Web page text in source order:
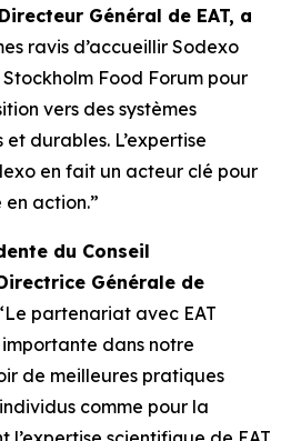
Directeur Général de EAT, a
ravis d’accueillir Sodexo
Food Forum pour
vers des systèmes
durables. L’expertise
en fait un acteur clé pour
action.”
du Conseil
Générale de
partenariat avec EAT
dans notre
de meilleures pratiques
comme pour la